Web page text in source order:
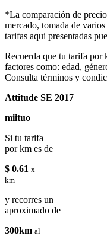
*La comparación de
mercado, tomada de
tarifas aqui presentadas
Recuerda que tu tarifa por
factores como: edad,
Consulta términos y
Attitude SE 2017
miituo
Si tu tarifa
por km es de
$ 0.61 x
km
y recorres un
aproximado de
300km al